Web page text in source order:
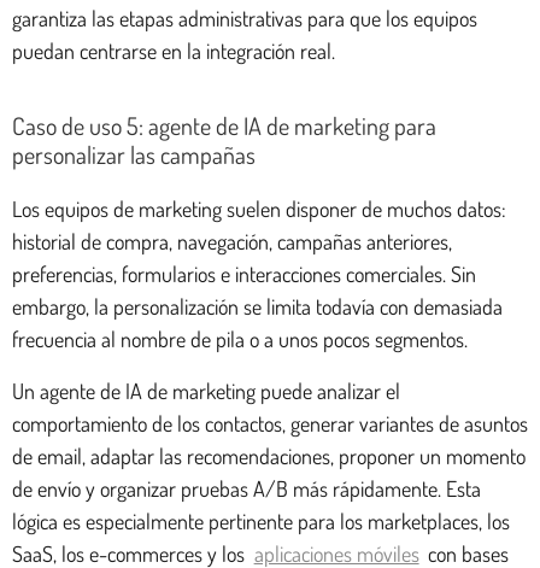
garantiza las etapas administrativas para que los equipos
puedan centrarse en la integración real.
Caso de uso 5: agente de IA de marketing para
personalizar las campañas
Los equipos de marketing suelen disponer de muchos datos:
historial de compra, navegación, campañas anteriores,
preferencias, formularios e interacciones comerciales. Sin
embargo, la personalización se limita todavía con demasiada
frecuencia al nombre de pila o a unos pocos segmentos.
Un agente de IA de marketing puede analizar el
comportamiento de los contactos, generar variantes de asuntos
de email, adaptar las recomendaciones, proponer un momento
de envío y organizar pruebas A/B más rápidamente. Esta
lógica es especialmente pertinente para los marketplaces, los
SaaS, los e-commerces y los aplicaciones móviles con bases